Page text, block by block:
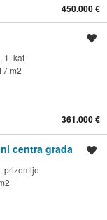
450.000 €
1. kat
m2
361.000 €
centra grada
prizemlje